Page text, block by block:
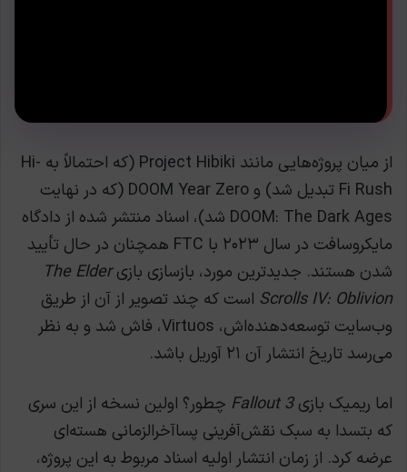
از میان پروژه‌هایی مانند Project Hibiki (که احتمالاً به Hi-
Fi Rush تبدیل شد) و DOOM Year Zero (که در نهایت
DOOM: The Dark Ages شد)، اسناد منتشر شده از دادگاه
مایکروسافت در سال ۲۰۲۳ با FTC همچنان در حال تأیید
شدن هستند. جدیدترین مورد، بازسازی بازیThe Elder
Scrolls IV: Oblivion است که چند تصویر از آن از طریق
وب‌سایت توسعه‌دهنده‌اش، Virtuos، فاش شد و به نظر
می‌رسد تاریخ انتشار آن ۲۱ آوریل باشد.
اما ریمیک بازیFallout 3 چطور؟ اولین نسخه از این سری
که بتسدا به سبک نقش‌آفرینی پسا‌آخرالزمانی هسته‌ای
عرضه کرد. از زمان انتشار اولیه اسناد مربوط به این پروژه،